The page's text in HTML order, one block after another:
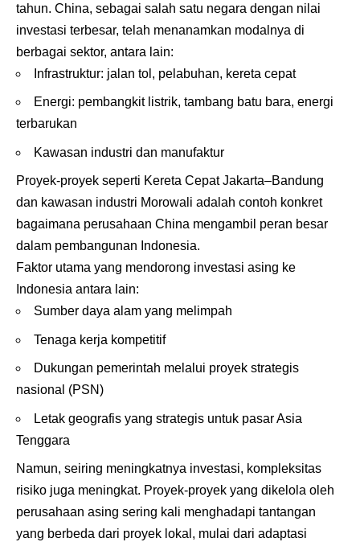
tahun. China, sebagai salah satu negara dengan nilai
investasi terbesar, telah menanamkan modalnya di
berbagai sektor, antara lain:
Infrastruktur: jalan tol, pelabuhan, kereta cepat
Energi: pembangkit listrik, tambang batu bara, energi
terbarukan
Kawasan industri dan manufaktur
Proyek-proyek seperti Kereta Cepat Jakarta–Bandung
dan kawasan industri Morowali adalah contoh konkret
bagaimana perusahaan China mengambil peran besar
dalam pembangunan Indonesia.
Faktor utama yang mendorong investasi asing ke
Indonesia antara lain:
Sumber daya alam yang melimpah
Tenaga kerja kompetitif
Dukungan pemerintah melalui proyek strategis
nasional (PSN)
Letak geografis yang strategis untuk pasar Asia
Tenggara
Namun, seiring meningkatnya investasi, kompleksitas
risiko juga meningkat. Proyek-proyek yang dikelola oleh
perusahaan asing sering kali menghadapi tantangan
yang berbeda dari proyek lokal, mulai dari adaptasi